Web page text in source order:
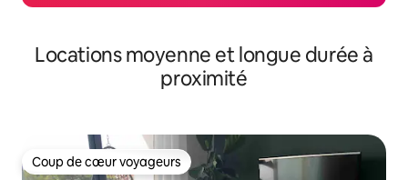
Locations moyenne et longue durée à
proximité
Coup de cœur voyageurs
Coup de cœur voyageurs